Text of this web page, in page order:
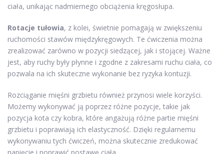
ciała, unikając nadmiernego obciążenia kręgosłupa.
Rotacje tułowia, z kolei, świetnie pomagają w zwiększeniu
ruchomości stawów międzykręgowych. Te ćwiczenia można
zrealizować zarówno w pozycji siedzącej, jak i stojącej. Ważne
jest, aby ruchy były płynne i zgodne z zakresami ruchu ciała, co
pozwala na ich skuteczne wykonanie bez ryzyka kontuzji.
Rozciąganie mięśni grzbietu również przynosi wiele korzyści.
Możemy wykonywać ją poprzez różne pozycje, takie jak
pozycja kota czy kobra, które angażują różne partie mięśni
grzbietu i poprawiają ich elastyczność. Dzięki regularnemu
wykonywaniu tych ćwiczeń, można skutecznie zredukować